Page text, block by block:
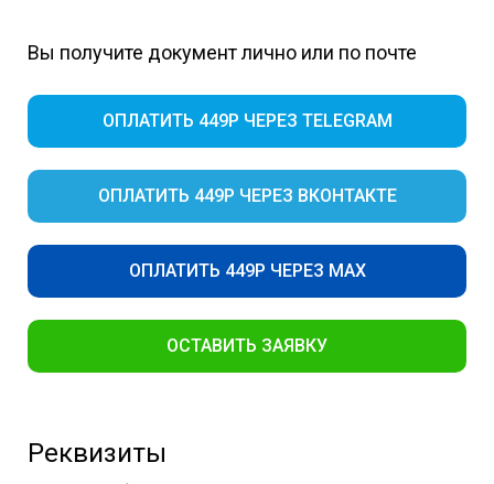
Вы получите документ лично или по почте
ОПЛАТИТЬ 449Р ЧЕРЕЗ TELEGRAM
ОПЛАТИТЬ 449Р ЧЕРЕЗ ВКОНТАКТЕ
ОПЛАТИТЬ 449Р ЧЕРЕЗ MAX
ОСТАВИТЬ ЗАЯВКУ
Реквизиты